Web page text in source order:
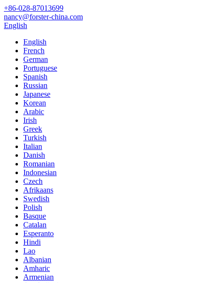
+86-028-87013699
nancy@forster-china.com
English
English
French
German
Portuguese
Spanish
Russian
Japanese
Korean
Arabic
Irish
Greek
Turkish
Italian
Danish
Romanian
Indonesian
Czech
Afrikaans
Swedish
Polish
Basque
Catalan
Esperanto
Hindi
Lao
Albanian
Amharic
Armenian